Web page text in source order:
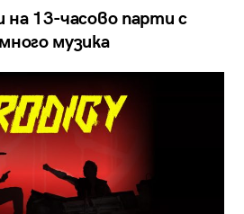
на 13-часово парти с
музика